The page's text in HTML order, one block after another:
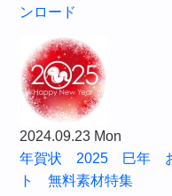
ンロード
2024.09.23 Mon
年賀状 2025 巳年 お
ト 無料素材特集